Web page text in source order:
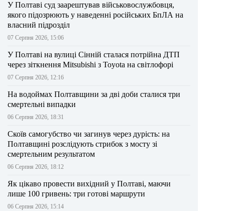
У Полтаві суд заарештував військовослужбовця,
якого підозрюють у наведенні російських БпЛА на
власний підрозділ
07 Серпня 2026, 15:06
У Полтаві на вулиці Сінній сталася потрійна ДТП
через зіткнення Mitsubishi з Toyota на світлофорі
07 Серпня 2026, 12:16
На водоймах Полтавщини за дві доби сталися три
смертельні випадки
06 Серпня 2026, 18:31
Скоїв самогубство чи загинув через дурість: на
Полтавщині розслідують стрибок з мосту зі
смертельним результатом
06 Серпня 2026, 18:12
Як цікаво провести вихідний у Полтаві, маючи
лише 100 гривень: три готові маршрути
06 Серпня 2026, 15:14